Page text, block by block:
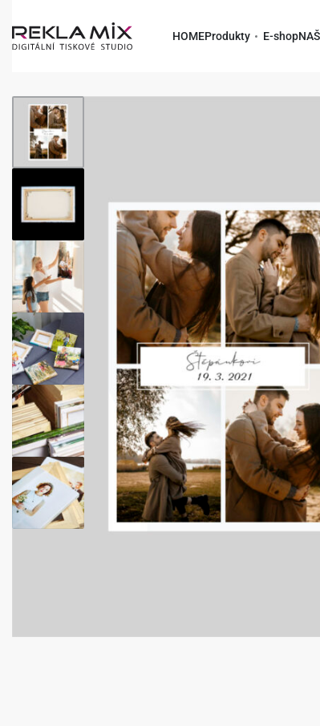
HOMEProdukty E-shop